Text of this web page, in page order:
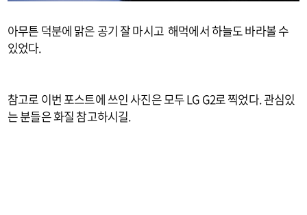
아무튼 덕분에 맑은 공기 잘 마시고 해먹에서 하늘도 바라볼 수
있었다.
참고로 이번 포스트에 쓰인 사진은 모두 LG G2로 찍었다. 관심있
는 분들은 화질 참고하시길.